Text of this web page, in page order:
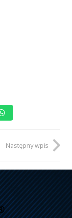
Następny wpis